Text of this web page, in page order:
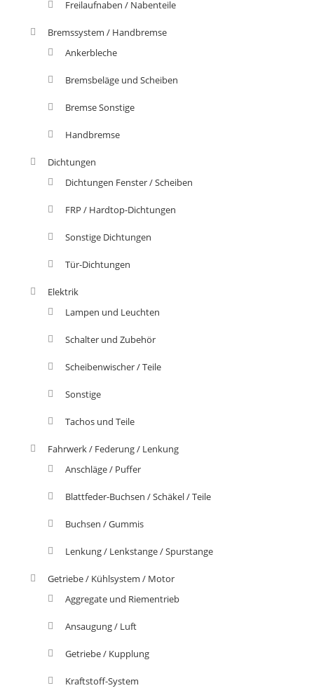
Freilaufnaben / Nabenteile
Bremssystem / Handbremse
Ankerbleche
Bremsbeläge und Scheiben
Bremse Sonstige
Handbremse
Dichtungen
Dichtungen Fenster / Scheiben
FRP / Hardtop-Dichtungen
Sonstige Dichtungen
Tür-Dichtungen
Elektrik
Lampen und Leuchten
Schalter und Zubehör
Scheibenwischer / Teile
Sonstige
Tachos und Teile
Fahrwerk / Federung / Lenkung
Anschläge / Puffer
Blattfeder-Buchsen / Schäkel / Teile
Buchsen / Gummis
Lenkung / Lenkstange / Spurstange
Getriebe / Kühlsystem / Motor
Aggregate und Riementrieb
Ansaugung / Luft
Getriebe / Kupplung
Kraftstoff-System